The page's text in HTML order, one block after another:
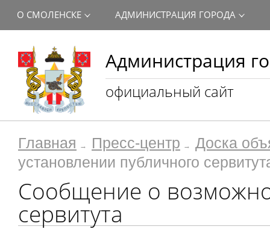
Администрация
официальный сайт
О СМОЛЕНСКЕ АДМИНИСТРАЦИЯ ГОРОДА
Главная Пресс-центр
Доска
установлении публичного
Сообщение о
сервитута